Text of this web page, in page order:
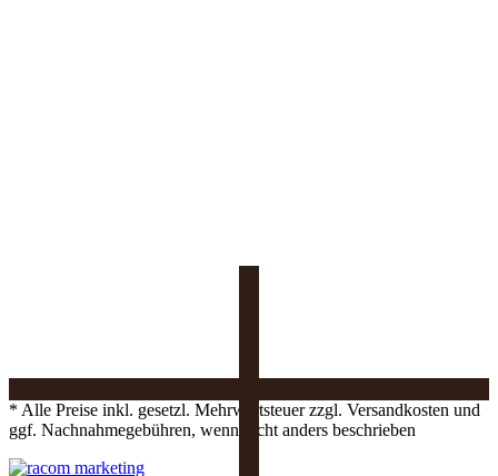
* Alle Preise inkl. gesetzl. Mehrwertsteuer zzgl. Versandkosten und
ggf. Nachnahmegebühren, wenn nicht anders beschrieben